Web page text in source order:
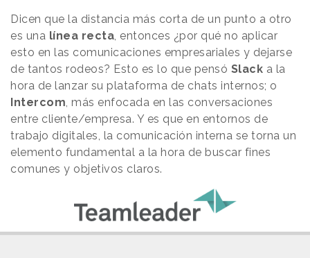
Dicen que la distancia más corta de un punto a otro
es una línea recta, entonces ¿por qué no aplicar
esto en las comunicaciones empresariales y dejarse
de tantos rodeos? Esto es lo que pensó Slack a la
hora de lanzar su plataforma de chats internos; o
Intercom, más enfocada en las conversaciones
entre cliente/empresa. Y es que en entornos de
trabajo digitales, la comunicación interna se torna un
elemento fundamental a la hora de buscar fines
comunes y objetivos claros.